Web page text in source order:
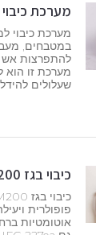
מערכת
מערכת כיבוי
במטבחים,
להתפרצות אש
מערכת זו הוא
שעלולים
כיבוי בגז FM200
פופולרית
אוטומטיות